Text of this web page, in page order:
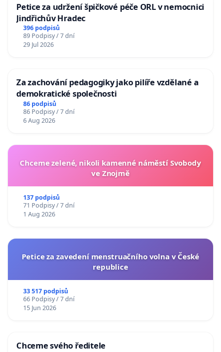
Petice za udržení špičkové péče ORL v nemocnici
Jindřichův Hradec
396 podpisů
89 Podpisy / 7 dní
29 Jul 2026
Za zachování pedagogiky jako pilíře vzdělané a
demokratické společnosti
86 podpisů
86 Podpisy / 7 dní
6 Aug 2026
Chceme zelené, nikoli kamenné náměstí Svobody
ve Znojmě
137 podpisů
71 Podpisy / 7 dní
1 Aug 2026
Petice za zavedení menstruačního volna v České
republice
33 517 podpisů
66 Podpisy / 7 dní
15 Jun 2026
Chceme svého ředitele